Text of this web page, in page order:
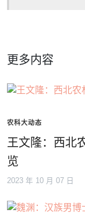
更多内容
农科大动态
王文隆：西北
览
2023 年 10 月 07 日